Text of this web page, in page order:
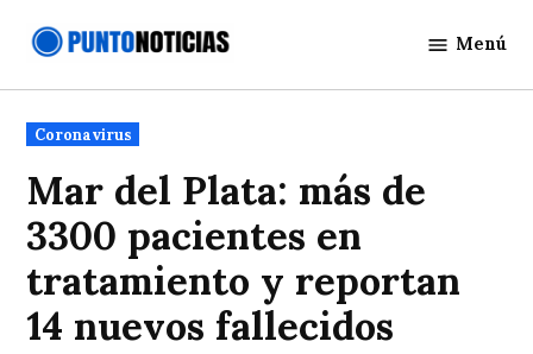
Noticias
Menú
Publicado
en
Coronavirus
Mar del Plata: más de
3300 pacientes en
tratamiento y reportan
14 nuevos fallecidos